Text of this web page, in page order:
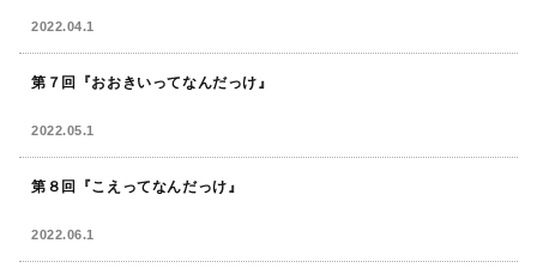
2022.04.1
第７回『おおきいってなんだっけ』
2022.05.1
第８回『こえってなんだっけ』
2022.06.1